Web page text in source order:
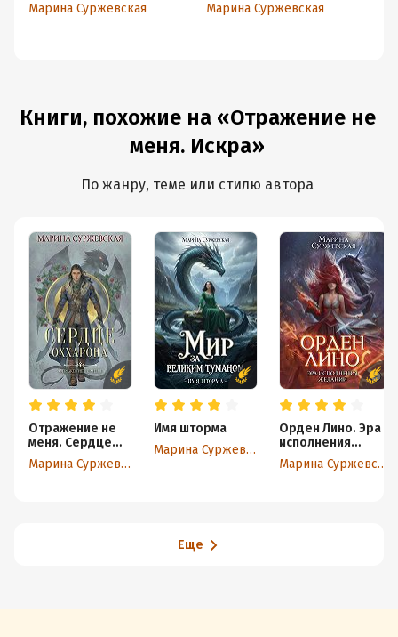
Марина Суржевская
Марина Суржевская
Книги, похожие на «Отражение не
меня. Искра»
По жанру, теме или стилю автора
Отражение не
меня. Сердце
Оххарона
Марина Суржевская
Имя шторма
Марина Суржевская
Орден Лино. Эра
исполнения
желаний
Марина Суржевская
Еще